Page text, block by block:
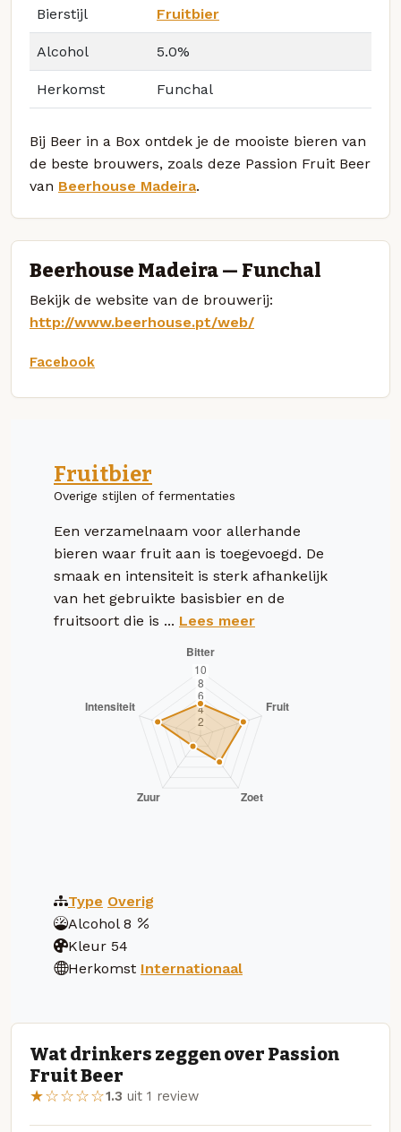
Bierstijl Fruitbier
Alcohol 5.0%
Herkomst Funchal
Bij Beer in a Box ontdek je de mooiste bieren van
de beste brouwers, zoals deze Passion Fruit Beer
van Beerhouse Madeira.
Beerhouse Madeira — Funchal
Bekijk de website van de brouwerij:
http://www.beerhouse.pt/web/
Facebook
Fruitbier
Overige stijlen of fermentaties
Een verzamelnaam voor allerhande
bieren waar fruit aan is toegevoegd. De
smaak en intensiteit is sterk afhankelijk
van het gebruikte basisbier en de
fruitsoort die is ... Lees meer
Type Overig
Alcohol 8
Kleur 54
Herkomst Internationaal
Wat drinkers zeggen over Passion
Fruit Beer
★☆☆☆☆1.3 uit 1 review